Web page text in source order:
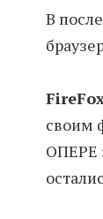
В
своим
ОПЕРЕ